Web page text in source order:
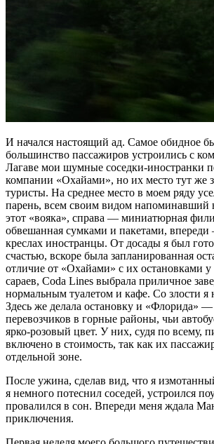
И начался настоящий ад. Самое обидное
большинство пассажиров устроились с
Лагаве мои шумные соседки-иностранки
компании «Охайами», но их место тут же
туристы. На среднее место в моем ряду
парень, всем своим видом
этот «вояка», справа — миниатюрная
обвешанная сумками и пакетами,
креслах иностранцы. От досады я был
счастью, вскоре была запланированная
отличие от «Охайами» с их остановками
сараев, Coda Lines выбрала приличное
нормальным туалетом и кафе. Со злости я
Здесь же делала остановку и «Флорида»
перевозчиков в горные районы, чьи
ярко-розовый цвет. У них, судя по всему,
включено в стоимость, так как их
отдельной зоне.
После ужина, сделав вид, что я
я немного потеснил соседей, устроился
провалился в сон. Впереди меня ждала
приключения.